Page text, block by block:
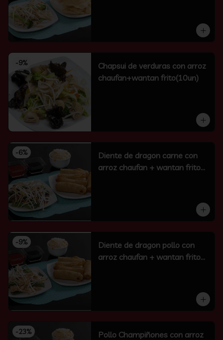
-9%
Chapsui de verduras con arroz
chaufan+wantan frito(10un)
-6%
Diente de dragon carne con
arroz chaufan + wantan frito
-9%
Diente de dragon pollo con
arroz chaufan + wantan frito
-23%
Pollo Champiñones con arroz